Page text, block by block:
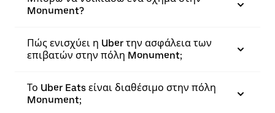
Monument?
Πώς ενισχύει η Uber την ασφάλεια των
επιβατών στην πόλη Monument;
Το Uber Eats είναι διαθέσιμο στην πόλη
Monument;